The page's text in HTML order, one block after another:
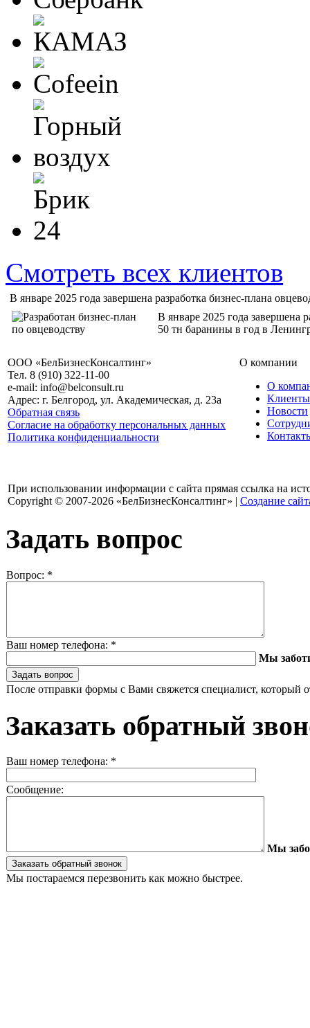
Смотреть всех клиентов
В январе 2025 года завершена разработка бизнес-плана
В январе 2025 года
50 тн баранины в год в
ООО «БелБизнесКонсалтинг»
Тел. 8 (910) 322-11-00
e-mail: info@belconsult.ru
Адрес: г. Белгород, ул. Академическая, д. 23а
Обратная связь
Согласие на обработку персональных данных
Политика конфиденциальности
О компании
О
Клиенты
Новости
При использовании информации с сайта прямая ссылка на
Copyright © 2007-2026 «БелБизнесКонсалтинг» | Создание
Задать вопрос
Вопрос: *
Ваш номер телефона: *
Мы
После отправки формы с Вами свяжется специалист, который
Заказать обратный
Ваш номер телефона: *
Сообщение:
Мы
Мы постараемся перезвонить как можно быстрее.